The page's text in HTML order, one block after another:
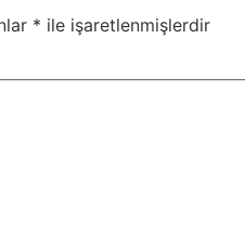
* ile işaretlenmişlerdir